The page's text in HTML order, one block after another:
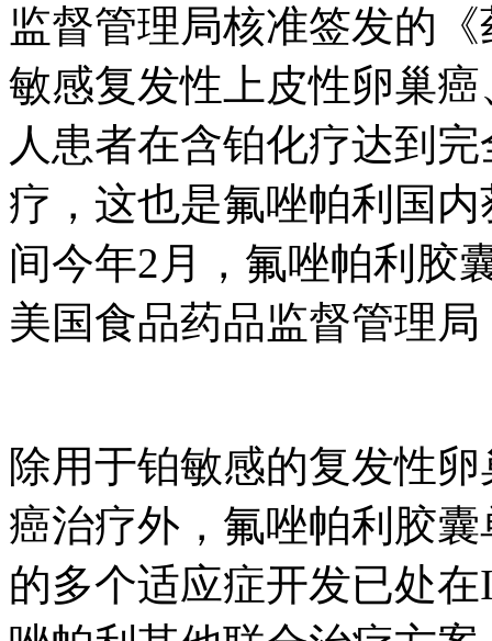
监督管理局核准签发的《
敏感复发性上皮性卵巢癌
人患者在含铂化疗达到
疗，这也是氟唑帕利
间今年2月，氟唑帕利
美国食品药品监督管理
除用于铂敏感的复发性卵
癌治疗外，氟唑帕利
的多个适应症开发已处在